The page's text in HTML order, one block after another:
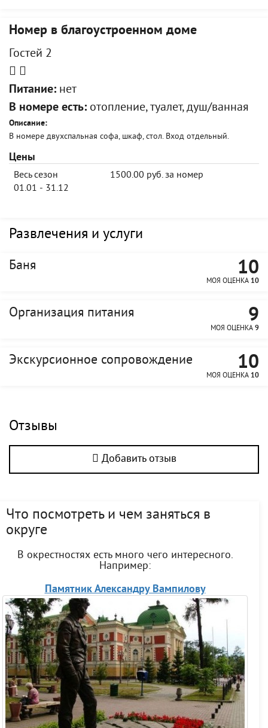
Номер в благоустроенном доме
Гостей 2
Питание: нет
В номере есть: отопление, туалет, душ/ванная
Описание:
В номере двухспальная софа, шкаф, стол. Вход отдельный.
Цены
Весь сезон
01.01 - 31.12
1500.00 руб. за номер
Развлечения и услуги
Баня 10
МОЯ ОЦЕНКА 10
Организация питания 9
МОЯ ОЦЕНКА 9
Экскурсионное сопровождение 10
МОЯ ОЦЕНКА 10
Отзывы
Добавить отзыв
Что посмотреть и чем заняться в
округе
В окрестностях есть много чего интересного.
Например:
Памятник Александру Вампилову